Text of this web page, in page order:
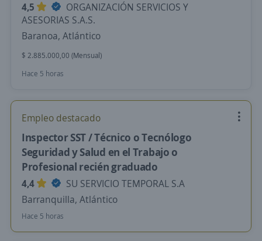
4,5
ORGANIZACIÓN SERVICIOS Y
ASESORIAS S.A.S.
Baranoa, Atlántico
$ 2.885.000,00 (Mensual)
Hace 5 horas
Empleo destacado
Inspector SST / Técnico o Tecnólogo
Seguridad y Salud en el Trabajo o
Profesional recién graduado
4,4
SU SERVICIO TEMPORAL S.A
Barranquilla, Atlántico
Hace 5 horas